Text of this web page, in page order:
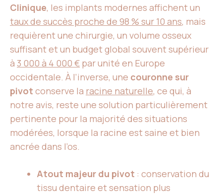
Clinique, les implants modernes affichent un
taux de succès proche de 98 % sur 10 ans, mais
requièrent une chirurgie, un volume osseux
suffisant et un budget global souvent supérieur
à 3 000 à 4 000 € par unité en Europe
occidentale. À l’inverse, une couronne sur
pivot conserve la racine naturelle, ce qui, à
notre avis, reste une solution particulièrement
pertinente pour la majorité des situations
modérées, lorsque la racine est saine et bien
ancrée dans l’os.
Atout majeur du pivot : conservation du
tissu dentaire et sensation plus